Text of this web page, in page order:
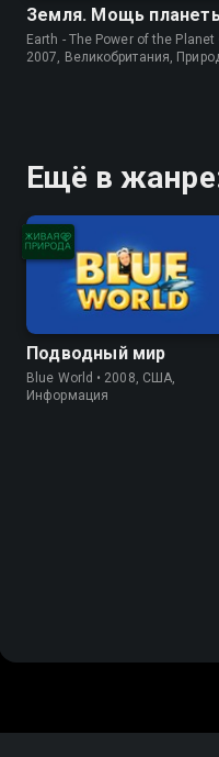
Земля. Мощь
Earth - The Power of the Planet
2007, Великобритания,
Ещё в
Подводный мир
Blue World • 2008, США,
Информация